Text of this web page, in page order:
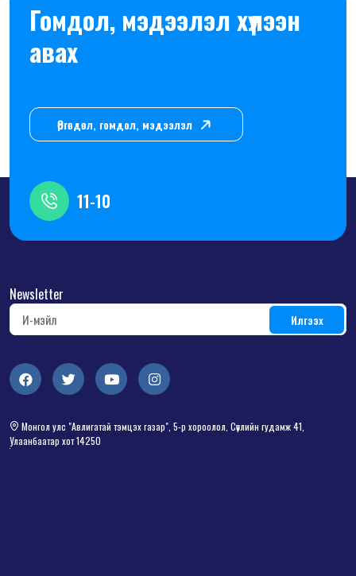
Гомдол, мэдээлэл хүлээн
авах
Өргөдөл, гомдол, мэдээлэл
11-10
Newsletter
Монгол улс "Авлигатай тэмцэх газар", 5-р хороолол, Сөүлийн гудамж 41,
Улаанбаатар хот 14250